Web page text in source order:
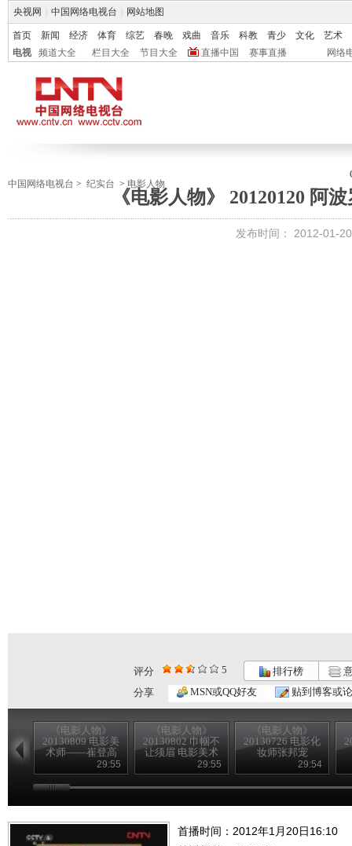
央视网 中国网络电视台 网站地图
首页 新闻 经济 体育 综艺 春晚 戏曲 音乐 科教 青少 文化
艺术
电视
频道大全 栏目大全 节目大全 直播中国 赛事直播 网络
中国网络电视台 > 纪实台 > 电影人物
《电影人物》 20120120 阿
发布时间： 2012-01-
评分 5 排行榜
分享
MSN或QQ好友 贴到博客或
《电影人物》
20130809 电影美
术师——崔登高
29:55
《电影人物》
20130802 巾帼不
让须眉 电影美术
师——费兰馨
29:55
《电影人物》
20130726 电影化
妆师张邦宠
29:54
首播时间：2012年1月20日16:10